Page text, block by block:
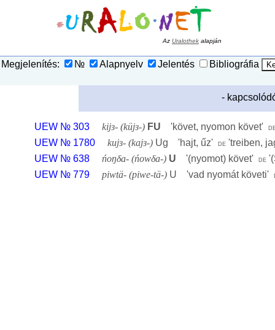
Az Uralothek alapján
Megjelenítés: № Alapnyelv Jelentés Bibliográfia
-
UEW № 303 kijɜ- (küjɜ-) FU 'követ, nyomon követ'
UEW № 1780 kujɜ- (kajɜ-) Ug 'hajt, űz' de 'treiben,
UEW № 638
ńoŋδa- (ńowδa-) U '(nyomot) követ' de '
UEW № 779
piwtä- (piwe-tä-) U 'vad nyomát követi'